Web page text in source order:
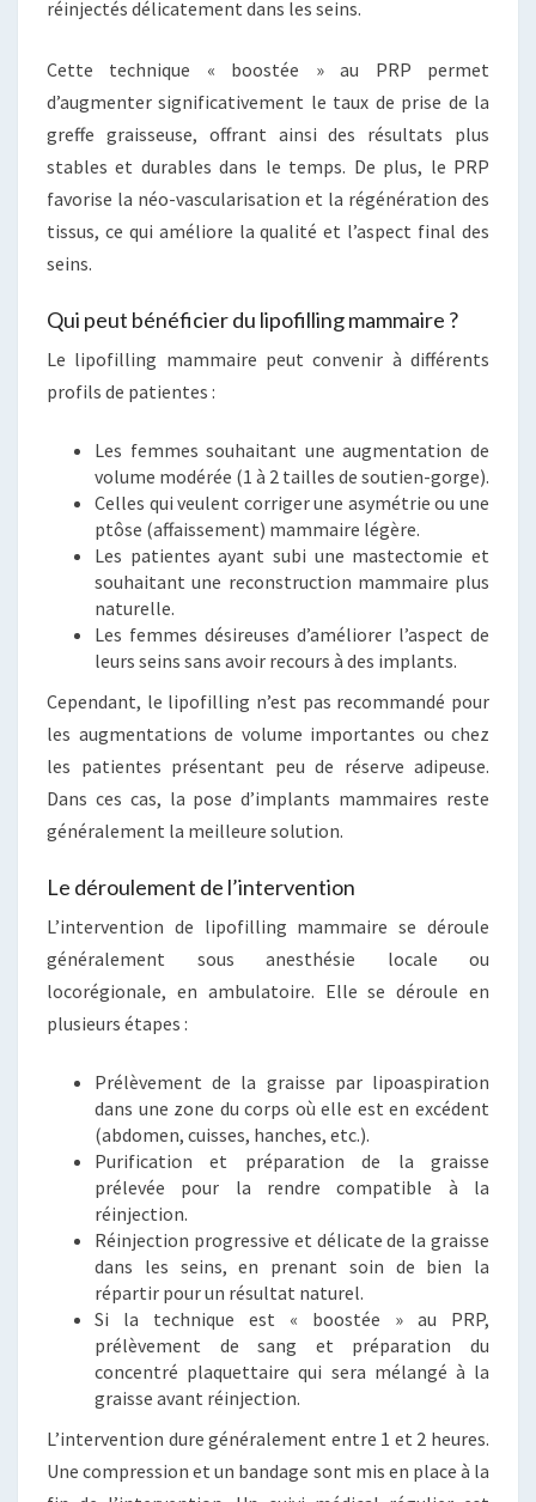
réinjectés délicatement dans les seins.
Cette technique « boostée » au PRP permet
d’augmenter significativement le taux de prise de la
greffe graisseuse, offrant ainsi des résultats plus
stables et durables dans le temps. De plus, le PRP
favorise la néo-vascularisation et la régénération des
tissus, ce qui améliore la qualité et l’aspect final des
seins.
Qui peut bénéficier du lipofilling mammaire ?
Le lipofilling mammaire peut convenir à différents
profils de patientes :
Les femmes souhaitant une augmentation de
volume modérée (1 à 2 tailles de soutien-gorge).
Celles qui veulent corriger une asymétrie ou une
ptôse (affaissement) mammaire légère.
Les patientes ayant subi une mastectomie et
souhaitant une reconstruction mammaire plus
naturelle.
Les femmes désireuses d’améliorer l’aspect de
leurs seins sans avoir recours à des implants.
Cependant, le lipofilling n’est pas recommandé pour
les augmentations de volume importantes ou chez
les patientes présentant peu de réserve adipeuse.
Dans ces cas, la pose d’implants mammaires reste
généralement la meilleure solution.
Le déroulement de l’intervention
L’intervention de lipofilling mammaire se déroule
généralement sous anesthésie locale ou
locorégionale, en ambulatoire. Elle se déroule en
plusieurs étapes :
Prélèvement de la graisse par lipoaspiration
dans une zone du corps où elle est en excédent
(abdomen, cuisses, hanches, etc.).
Purification et préparation de la graisse
prélevée pour la rendre compatible à la
réinjection.
Réinjection progressive et délicate de la graisse
dans les seins, en prenant soin de bien la
répartir pour un résultat naturel.
Si la technique est « boostée » au PRP,
prélèvement de sang et préparation du
concentré plaquettaire qui sera mélangé à la
graisse avant réinjection.
L’intervention dure généralement entre 1 et 2 heures.
Une compression et un bandage sont mis en place à la